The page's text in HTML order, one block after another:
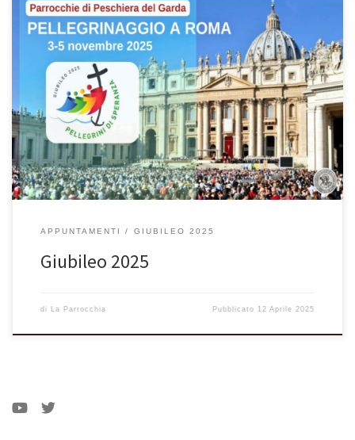
PELLEGRINAGGIO GIUBILARE A ROMA organizzato dalle Parrocchie
di Peschiera del Garda. Per informazioni contattare don
Alessandro, presso la parrocchia S. Martino Vescovo di Peschiera
del Garda.
APPUNTAMENTI GIUBILEO 2025
Giubileo 2025
di La Parrocchia Pubblicato 12 Aprile 2025